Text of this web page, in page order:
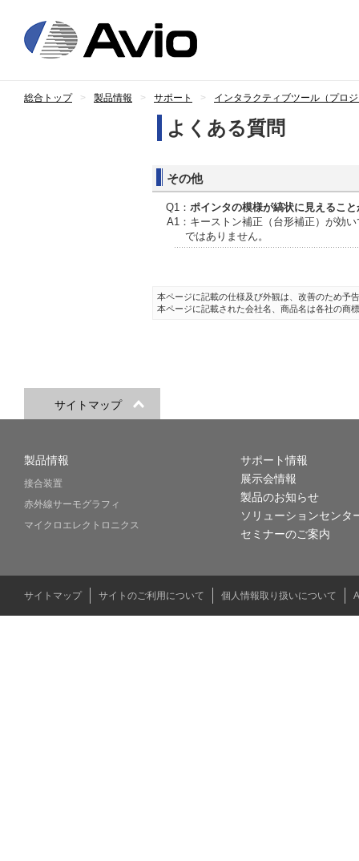
総合トップ 製品情報 サポート インタラクティブツール（プロ
よくある質問
その他
Q1：ポインタの模様が縞状に見えるこ
A1：キーストン補正（台形補正）が効
ではありません。
本ページに記載の仕様及び外観は、改善のため予
本ページに記載された会社名、商品名は各社の商
サイトマップ
製品情報
接合装置
赤外線サーモグラフィ
マイクロエレクトロニクス
サポート情報
展示会情報
製品のお知らせ
ソリューションセンタ
セミナーのご案内
サイトマップ サイトのご利用について 個人情報取り扱いについて